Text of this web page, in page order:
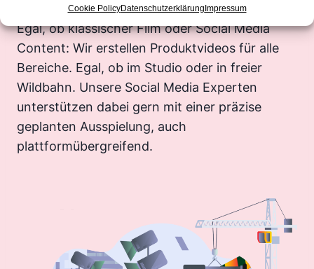
Cookie PolicyDatenschutzerklärung Impressum
Egal, ob klassischer Film oder Social Media
Content: Wir erstellen Produktvideos für alle
Bereiche. Egal, ob im Studio oder in freier
Wildbahn. Unsere Social Media Experten
unterstützen dabei gern mit einer präzise
geplanten Ausspielung, auch
plattformübergreifend.